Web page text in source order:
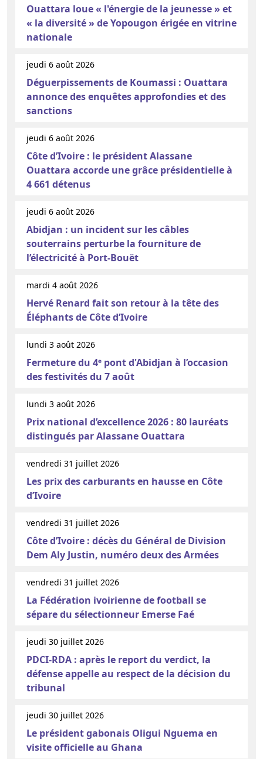
Ouattara loue « l'énergie de la jeunesse » et
« la diversité » de Yopougon érigée en vitrine
nationale
jeudi 6 août 2026
Déguerpissements de Koumassi : Ouattara
annonce des enquêtes approfondies et des
sanctions
jeudi 6 août 2026
Côte d’Ivoire : le président Alassane
Ouattara accorde une grâce présidentielle à
4 661 détenus
jeudi 6 août 2026
Abidjan : un incident sur les câbles
souterrains perturbe la fourniture de
l’électricité à Port-Bouët
mardi 4 août 2026
Hervé Renard fait son retour à la tête des
Éléphants de Côte d’Ivoire
lundi 3 août 2026
Fermeture du 4ᵉ pont d'Abidjan à l’occasion
des festivités du 7 août
lundi 3 août 2026
Prix national d’excellence 2026 : 80 lauréats
distingués par Alassane Ouattara
vendredi 31 juillet 2026
Les prix des carburants en hausse en Côte
d’Ivoire
vendredi 31 juillet 2026
Côte d’Ivoire : décès du Général de Division
Dem Aly Justin, numéro deux des Armées
vendredi 31 juillet 2026
La Fédération ivoirienne de football se
sépare du sélectionneur Emerse Faé
jeudi 30 juillet 2026
PDCI-RDA : après le report du verdict, la
défense appelle au respect de la décision du
tribunal
jeudi 30 juillet 2026
Le président gabonais Oligui Nguema en
visite officielle au Ghana